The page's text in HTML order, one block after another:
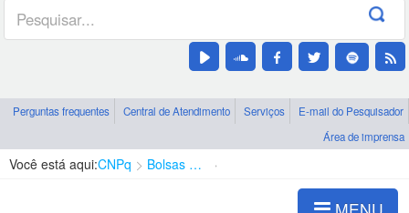
Perguntas frequentes Central de Atendimento Serviços
E-mail do Pesquisador
Área de imprensa
Você está aqui:CNPq Bolsas e Auxílios Vigentes